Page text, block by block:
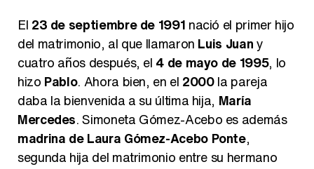
El 23 de septiembre de 1991 nació el primer hijo
del matrimonio, al que llamaron Luis Juany
cuatro años después, el 4 de mayo de 1995, lo
hizo Pablo. Ahora bien, en el 2000la pareja
daba la bienvenida a su última hija, María
Mercedes. Simoneta Gómez-Acebo es además
madrina de Laura Gómez-Acebo Ponte,
segunda hija del matrimonio entre su hermano